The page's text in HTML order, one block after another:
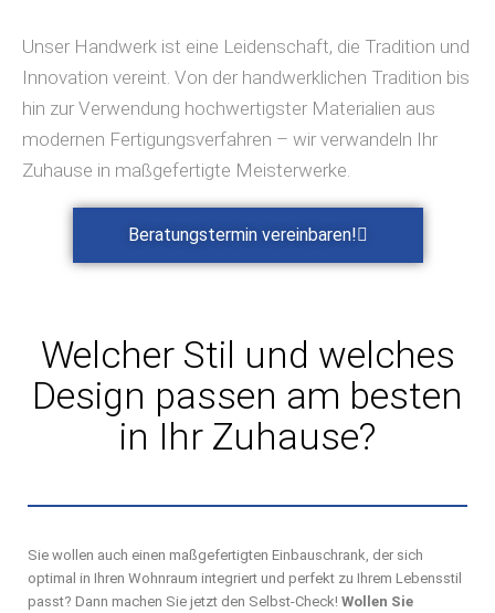
Unser Handwerk ist eine Leidenschaft, die Tradition und
Innovation vereint. Von der handwerklichen Tradition bis
hin zur Verwendung hochwertigster Materialien aus
modernen Fertigungsverfahren – wir verwandeln Ihr
Zuhause in maßgefertigte Meisterwerke.
Beratungstermin vereinbaren!
Welcher Stil und welches
Design passen am besten
in Ihr Zuhause?
Sie wollen auch einen maßgefertigten Einbauschrank, der sich
optimal in Ihren Wohnraum integriert und perfekt zu Ihrem Lebensstil
passt? Dann machen Sie jetzt den Selbst-Check! Wollen Sie